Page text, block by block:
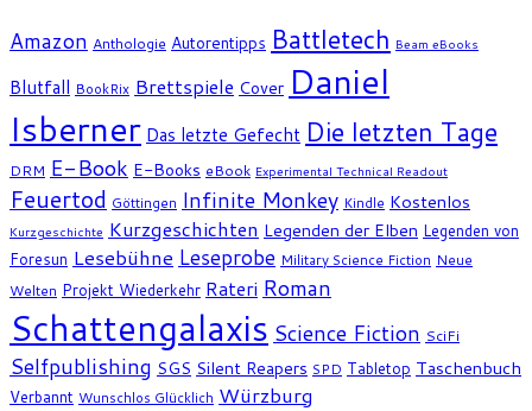
Amazon Anthologie Autorentipps Battletech Beam eBooks
Blutfall BookRix Brettspiele Cover Daniel
Isberner Das letzte Gefecht Die letzten Tage
DRM E-Book E-Books eBook Experimental Technical Readout
Feuertod Göttingen Infinite Monkey Kindle Kostenlos
Kurzgeschichte Kurzgeschichten Legenden der Elben Legenden von
Foresun Lesebühne Leseprobe Military Science Fiction Neue
Welten Projekt Wiederkehr Rateri Roman
Schattengalaxis Science Fiction SciFi
Selfpublishing SGS Silent Reapers SPD Tabletop Taschenbuch
Verbannt Wunschlos Glücklich Würzburg